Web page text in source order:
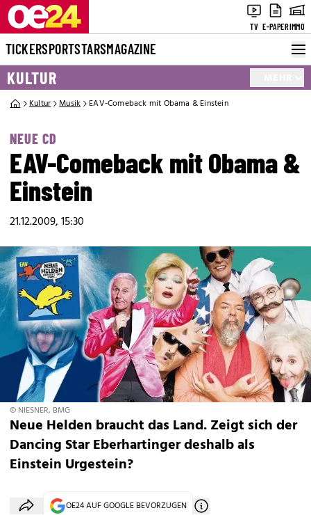
TV E-PAPERIMMO
TICKERSPORTSTARSMAGAZINE
KULTUR
Kultur Musik EAV-Comeback mit Obama & Einstein
NEUE CD
EAV-Comeback mit Obama &
Einstein
21.12.2009, 15:30
© NIESNER, BMG
Neue Helden braucht das Land. Zeigt sich der
Dancing Star Eberhartinger deshalb als
Einstein Urgestein?
OE24 AUF GOOGLE BEVORZUGEN